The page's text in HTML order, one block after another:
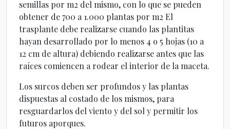
semillas por m2 del mismo, con lo que se pueden
obtener de 700 a 1.000 plantas por m2 El
trasplante debe realizarse cuando las plantitas
hayan desarrollado por lo menos 4 o 5 hojas (10 a
12 cm de altura) debiendo realizarse antes que las
raíces comiencen a rodear el interior de la maceta.
Los surcos deben ser profundos y las plantas
dispuestas al costado de los mismos, para
resguardarlos del viento y del sol y permitir los
futuros aporques.